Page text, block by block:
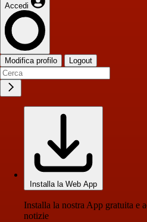
Accedi
Modifica profilo Logout
Installa la Web App
Installa la nostra App gratuita e
notizie